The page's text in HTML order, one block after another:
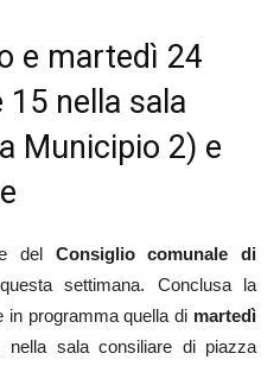
e martedì 24
nella sala
Municipio 2) e
del Consiglio comunale di
settimana. Conclusa la
in programma quella di martedì
sala consiliare di piazza